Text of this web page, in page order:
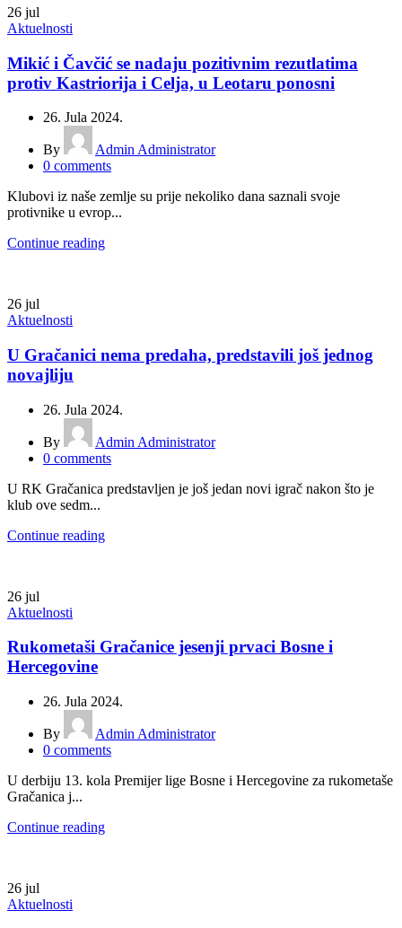
26 jul
Aktuelnosti
Mikić i Čavčić se nadaju pozitivnim rezutlatima
protiv Kastriorija i Celja, u Leotaru ponosni
26. Jula 2024.
By
Admin Administrator
0 comments
Klubovi iz naše zemlje su prije nekoliko dana saznali svoje
protivnike u evrop...
Continue reading
26 jul
Aktuelnosti
U Gračanici nema predaha, predstavili još jednog
novajliju
26. Jula 2024.
By
Admin Administrator
0 comments
U RK Gračanica predstavljen je još jedan novi igrač nakon što je
klub ove sedm...
Continue reading
26 jul
Aktuelnosti
Rukometaši Gračanice jesenji prvaci Bosne i
Hercegovine
26. Jula 2024.
By
Admin Administrator
0 comments
U derbiju 13. kola Premijer lige Bosne i Hercegovine za rukometaše
Gračanica j...
Continue reading
26 jul
Aktuelnosti